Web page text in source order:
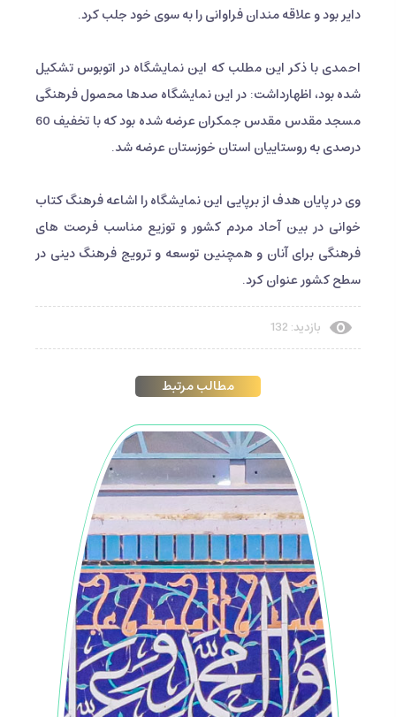
دایر بود و علاقه مندان فراوانی را به سوی خود جلب کرد.
احمدی با ذکر این مطلب که این نمایشگاه در اتوبوس تشکیل
شده بود، اظهارداشت: در این نمایشگاه صدها محصول فرهنگی
مسجد مقدس مقدس جمکران عرضه شده بود که با تخفیف 60
درصدی به روستاییان استان خوزستان عرضه شد.
وی در پایان هدف از برپایی این نمایشگاه را اشاعه فرهنگ کتاب
خوانی در بین آحاد مردم کشور و توزیع مناسب فرصت های
فرهنگی برای آنان و همچنین توسعه و ترویج فرهنگ دینی در
سطح کشور عنوان کرد.
بازدید: 132
مطالب مرتبط